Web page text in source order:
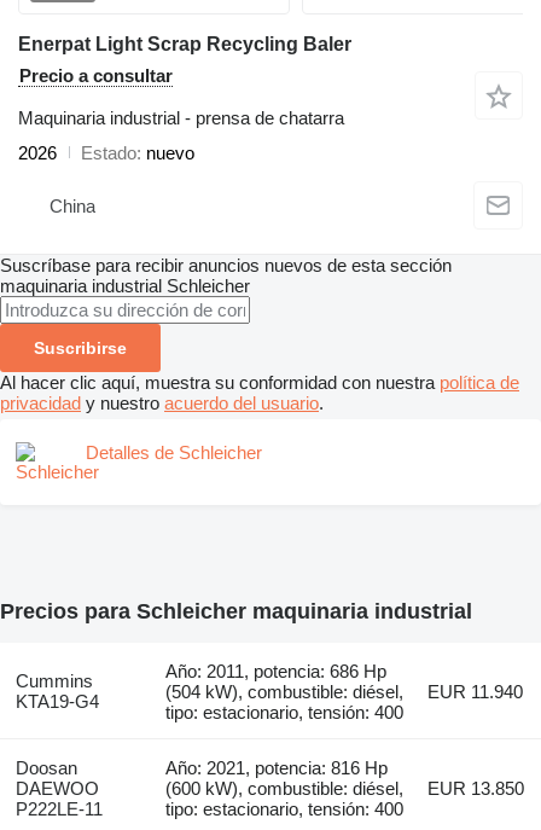
Enerpat Light Scrap Recycling Baler
Precio a consultar
Maquinaria industrial - prensa de chatarra
2026
Estado nuevo
China
Suscríbase para recibir anuncios nuevos de esta sección
maquinaria industrial Schleicher
Suscribirse
Al hacer clic aquí, muestra su conformidad con nuestra política de
privacidad y nuestro acuerdo del usuario.
Detalles de Schleicher
Precios para Schleicher maquinaria industrial
Cummins
KTA19-G4
Año: 2011, potencia: 686 Hp
(504 kW), combustible: diésel,
tipo: estacionario, tensión: 400
EUR 11.940
Doosan
DAEWOO
P222LE-11
Año: 2021, potencia: 816 Hp
(600 kW), combustible: diésel,
tipo: estacionario, tensión: 400
EUR 13.850